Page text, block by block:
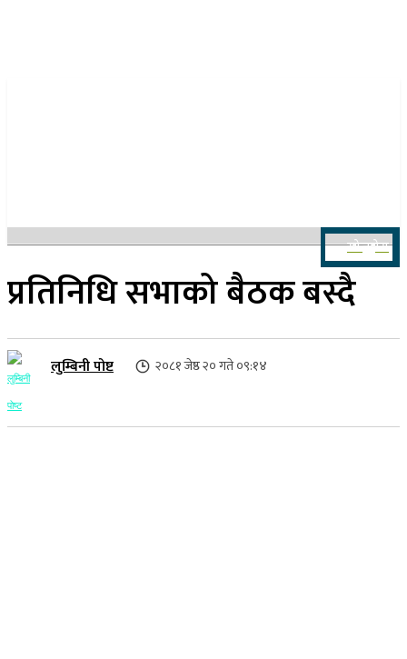
खोज्नुहोस
प्रतिनिधि सभाको बैठक बस्दै
लुम्बिनी पोष्ट २०८१ जेष्ठ २० गते ०९:१४